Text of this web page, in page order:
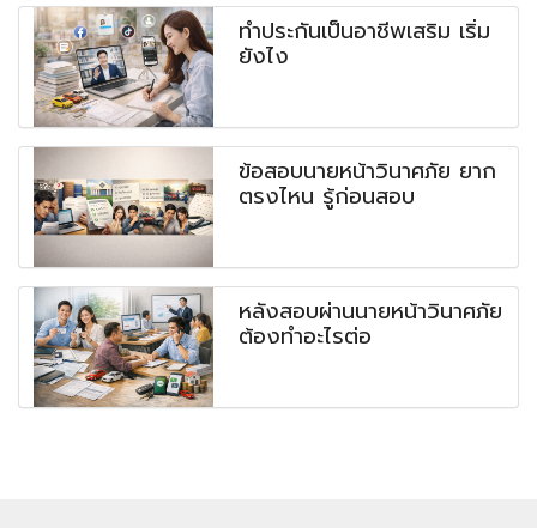
ทำประกันเป็นอาชีพเสริม เริ่ม
ยังไง
ข้อสอบนายหน้าวินาศภัย ยาก
ตรงไหน รู้ก่อนสอบ
หลังสอบผ่านนายหน้าวินาศภัย
ต้องทำอะไรต่อ